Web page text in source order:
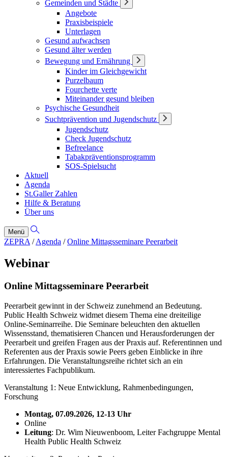
Gemeinden und Städte
Angebote
Praxisbeispiele
Unterlagen
Gesund aufwachsen
Gesund älter werden
Bewegung und Ernährung
Kinder im Gleichgewicht
Purzelbaum
Fourchette verte
Miteinander gesund bleiben
Psychische Gesundheit
Suchtprävention und Jugendschutz
Jugendschutz
Check Jugendschutz
Befreelance
Tabakpräventionsprogramm
SOS-Spielsucht
Aktuell
Agenda
St.Galler Zahlen
Hilfe & Beratung
Über uns
Menü
ZEPRA / Agenda / Online Mittagsseminare Peerarbeit
Webinar
Online Mittagsseminare Peerarbeit
Peerarbeit gewinnt in der Schweiz zunehmend an Bedeutung.
Public Health Schweiz widmet diesem Thema eine dreiteilige
Online-Seminarreihe. Die Seminare beleuchten den aktuellen
Wissensstand, thematisieren Chancen und Herausforderungen der
Peerarbeit und greifen Fragen aus der Praxis auf. Referentinnen und
Referenten aus der Praxis sowie Peers geben Einblicke in ihre
Erfahrungen. Die Veranstaltungsreihe richtet sich an ein
interessiertes Fachpublikum.
Veranstaltung 1: Neue Entwicklung, Rahmenbedingungen,
Forschung
Montag, 07.09.2026, 12-13 Uhr
Online
Leitung: Dr. Wim Nieuwenboom, Leiter Fachgruppe Mental
Health Public Health Schweiz